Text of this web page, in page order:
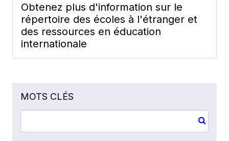
Obtenez plus d'information sur le
répertoire des écoles à l'étranger et
des ressources en éducation
internationale
MOTS CLÉS